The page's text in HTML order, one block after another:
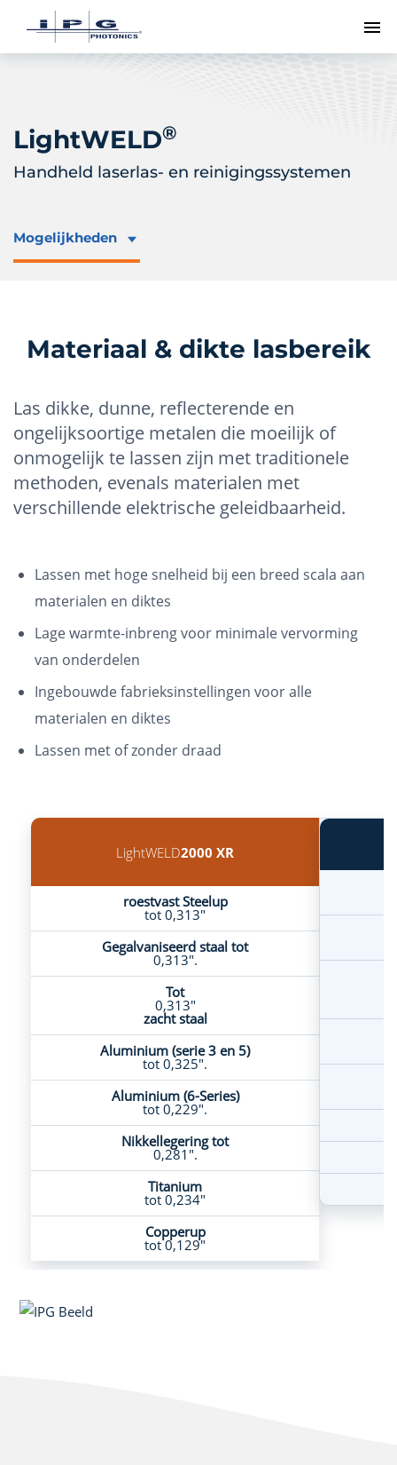
LightWELD®
Handheld laserlas- en reinigingssystemen
Mogelijkheden
Materiaal & dikte lasbereik
Las dikke, dunne, reflecterende en
ongelijksoortige metalen die moeilijk of
onmogelijk te lassen zijn met traditionele
methoden, evenals materialen met
verschillende elektrische geleidbaarheid.
Lassen met hoge snelheid bij een breed scala aan
materialen en diktes
Lage warmte-inbreng voor minimale vervorming
van onderdelen
Ingebouwde fabrieksinstellingen voor alle
materialen en diktes
Lassen met of zonder draad
LightWELD2000 XR
roestvast Steelup
tot 0,313"
Gegalvaniseerd staal tot
0,313".
Tot
0,313"
zacht staal
Aluminium (serie 3 en 5)
tot 0,325".
Aluminium (6-Series)
tot 0,229".
Nikkellegering tot
0,281".
Titanium
tot 0,234"
Copperup
tot 0,129"